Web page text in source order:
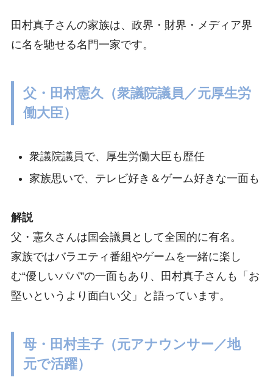
田村真子さんの家族は、政界・財界・メディア界
に名を馳せる名門一家です。
父・田村憲久（衆議院議員／元厚生労
働大臣）
衆議院議員で、厚生労働大臣も歴任
家族思いで、テレビ好き＆ゲーム好きな一面も
解説
父・憲久さんは国会議員として全国的に有名。
家族ではバラエティ番組やゲームを一緒に楽し
む“優しいパパ”の一面もあり、田村真子さんも「お
堅いというより面白い父」と語っています。
母・田村圭子（元アナウンサー／地
元で活躍）